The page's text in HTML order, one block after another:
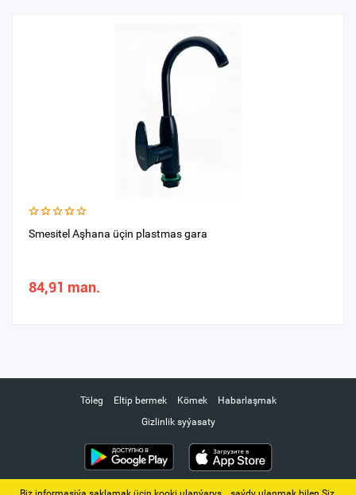
Smesitel Aşhana üçin plastmas gara
84,91 man.
Töleg Eltip bermek Kömek
Habarlaşmak
Gizlinlik syýasaty